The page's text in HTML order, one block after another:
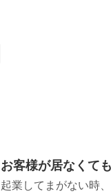
お客様が居なくて
起業してまがない時